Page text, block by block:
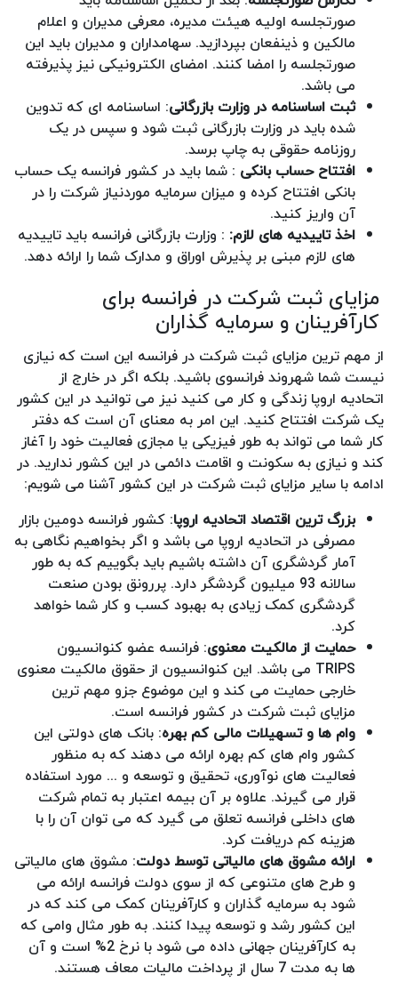
صورتجلسه اولیه هیئت مدیره، معرفی مدیران و اعلام
مالکین و ذینفعان بپردازید. سهامداران و مدیران باید این
صورتجلسه را امضا کنند. امضای الکترونیکی نیز پذیرفته
می باشد.
ثبت اساسنامه در وزارت بازرگانی: اساسنامه ای که تدوین
شده باید در وزارت بازرگانی ثبت شود و سپس در یک
روزنامه حقوقی به چاپ برسد.
افتتاح حساب بانکی : شما باید در کشور فرانسه یک حساب
بانکی افتتاح کرده و میزان سرمایه موردنیاز شرکت را در
آن واریز کنید.
اخذ تاییدیه های لازم: : وزارت بازرگانی فرانسه باید تاییدیه
های لازم مبنی بر پذیرش اوراق و مدارک شما را ارائه دهد.
مزایای ثبت شرکت در فرانسه برای
کارآفرینان و سرمایه گذاران
از مهم ترین مزایای ثبت شرکت در فرانسه این است که نیازی
نیست شما شهروند فرانسوی باشید. بلکه اگر در خارج از
اتحادیه اروپا زندگی و کار می کنید نیز می توانید در این کشور
یک شرکت افتتاح کنید. این امر به معنای آن است که دفتر
کار شما می تواند به طور فیزیکی یا مجازی فعالیت خود را آغاز
کند و نیازی به سکونت و اقامت دائمی در این کشور ندارید. در
ادامه با سایر مزایای ثبت شرکت در این کشور آشنا می شویم:
بزرگ ترین اقتصاد اتحادیه اروپا: کشور فرانسه دومین بازار
مصرفی در اتحادیه اروپا می باشد و اگر بخواهیم نگاهی به
آمار گردشگری آن داشته باشیم باید بگوییم که به طور
سالانه 93 میلیون گردشگر دارد. پررونق بودن صنعت
گردشگری کمک زیادی به بهبود کسب و کار شما خواهد
کرد.
حمایت از مالکیت معنوی: فرانسه عضو کنوانسیون
TRIPS می باشد. این کنوانسیون از حقوق مالکیت معنوی
خارجی حمایت می کند و این موضوع جزو مهم ترین
مزایای ثبت شرکت در کشور فرانسه است.
وام‌ ها و تسهیلات مالی کم بهره: بانک های دولتی این
کشور وام های کم بهره ارائه می دهند که به منظور
فعالیت های نوآوری، تحقیق و توسعه و ... مورد استفاده
قرار می گیرند. علاوه بر آن بیمه اعتبار به تمام شرکت
های داخلی فرانسه تعلق می گیرد که می توان آن را با
هزینه کم دریافت کرد.
ارائه مشوق‌ های مالیاتی توسط دولت: مشوق های مالیاتی
و طرح های متنوعی که از سوی دولت فرانسه ارائه می
شود به سرمایه گذاران و کارآفرینان کمک می کند که در
این کشور رشد و توسعه پیدا کنند. به طور مثال وامی که
به کارآفرینان جهانی داده می شود با نرخ 2% است و آن
ها به مدت 7 سال از پرداخت مالیات معاف هستند.